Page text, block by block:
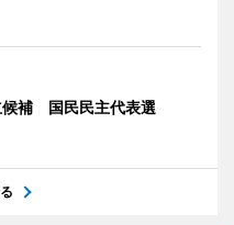
候補 国民民主代表選